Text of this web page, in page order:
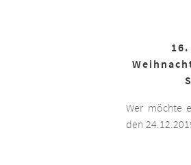
Wer möchte
den